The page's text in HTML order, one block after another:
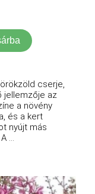
cserje,
jellemzője az
a növény
és a kert
nyújt más
...